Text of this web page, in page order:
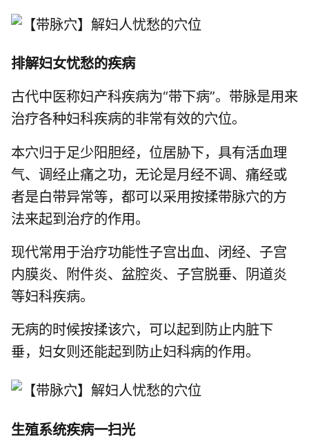
排解妇女忧愁的疾病
古代中医称妇产科疾病为“带下病”。带脉是用来
治疗各种妇科疾病的非常有效的穴位。
本穴归于足少阳胆经，位居胁下，具有活血理
气、调经止痛之功，无论是月经不调、痛经或
者是白带异常等，都可以采用按揉带脉穴的方
法来起到治疗的作用。
现代常用于治疗功能性子宫出血、闭经、子宫
内膜炎、附件炎、盆腔炎、子宫脱垂、阴道炎
等妇科疾病。
无病的时候按揉该穴，可以起到防止内脏下
垂，妇女则还能起到防止妇科病的作用。
生殖系统疾病一扫光